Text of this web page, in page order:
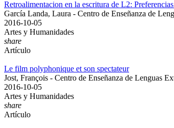
Retroalimentacion en la escritura de L2:
García Landa, Laura - Centro de Enseñanza de
2016-10-05
Artes y Humanidades
share
Artículo
Le film polyphonique et son spectateur
Jost, François - Centro de Enseñanza de Lenguas
2016-10-05
Artes y Humanidades
share
Artículo